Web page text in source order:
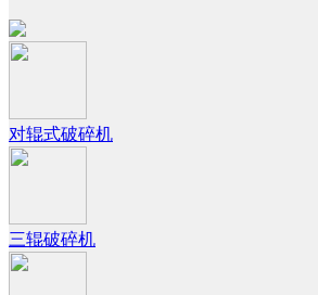
对辊式破碎机
三辊破碎机